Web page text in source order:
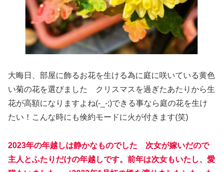
大晦日、部屋に飾るお花を生ける為に庭に咲いている黄色
い菊の花を選びました クリスマスを過ぎたあたりから生
花が高額になりますよね(-_-;)できる事なら庭の花を生け
たい！こんな時にも倹約モードに火が付きます(笑)
2023年の年越しは静かなものでした 次女が嫁いだので
主人とふたりだけの年越しです。前年は次女もいたし、愛